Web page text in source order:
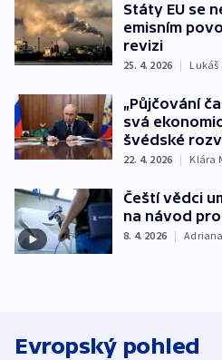
Státy EU se
emisním
revizi
25. 4. 2026 | Lukáš
„Půjčování
svá
švédské
22. 4. 2026 | Klára
Čeští vědci
na návod
8. 4. 2026 |
Evropský pohled